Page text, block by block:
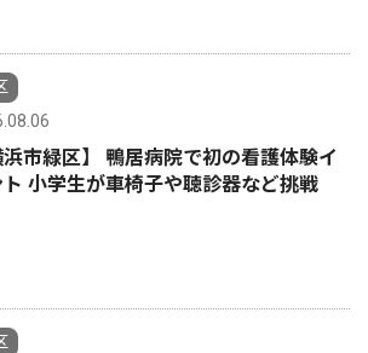
浜市緑区】 鴨居病院で初の看護体験イ
小学生が車椅子や聴診器など挑戦